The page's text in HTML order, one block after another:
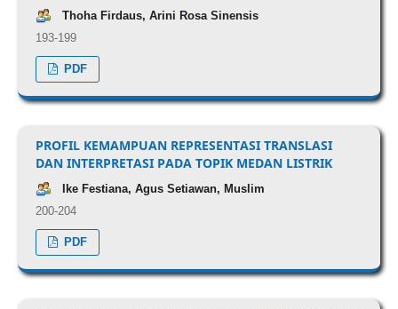
Thoha Firdaus, Arini Rosa Sinensis
193-199
PDF
PROFIL KEMAMPUAN REPRESENTASI TRANSLASI
DAN INTERPRETASI PADA TOPIK MEDAN LISTRIK
Ike Festiana, Agus Setiawan, Muslim
200-204
PDF